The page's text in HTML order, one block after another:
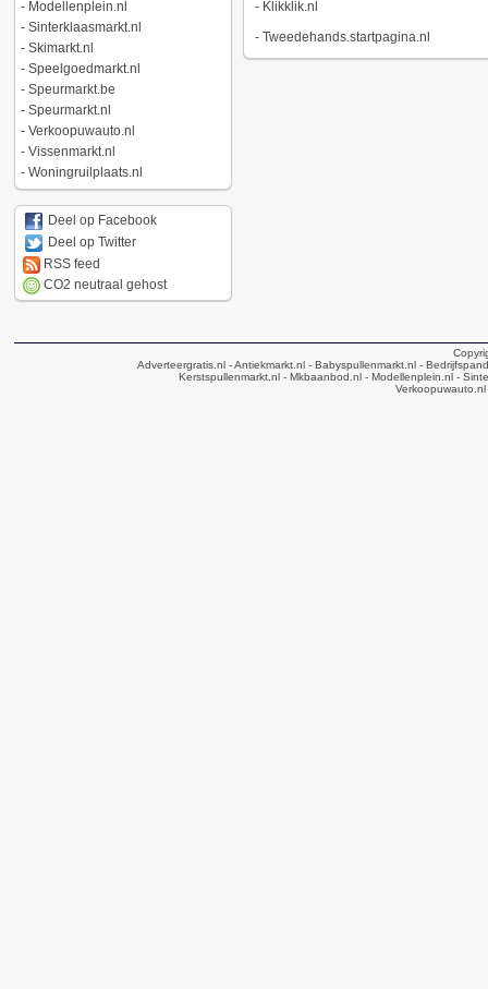
- Modellenplein.nl
- Sinterklaasmarkt.nl
- Skimarkt.nl
- Speelgoedmarkt.nl
- Speurmarkt.be
- Speurmarkt.nl
- Verkoopuwauto.nl
- Vissenmarkt.nl
- Woningruilplaats.nl
Deel op Facebook
Deel op Twitter
RSS feed
CO2 neutraal gehost
- Klikklik.nl
- Tweedehands.startpagina.nl
Adverteergratis.nl - Antiekmarkt.nl - Babyspullenmarkt.nl -
Kerstspullenmarkt.nl- Mkbaanbod.nl- Modellenplein.nl-
Verkoopuwauto.nl